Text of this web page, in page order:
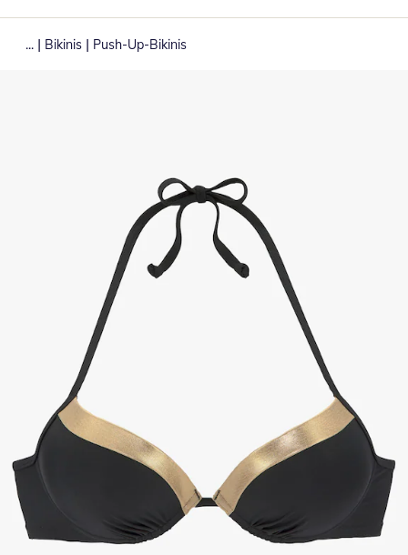
... | Bikinis | Push-Up-Bikinis